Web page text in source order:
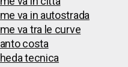
va in autostrada
va tra le curve
costa
tecnica